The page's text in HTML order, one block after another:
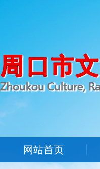
网站首页